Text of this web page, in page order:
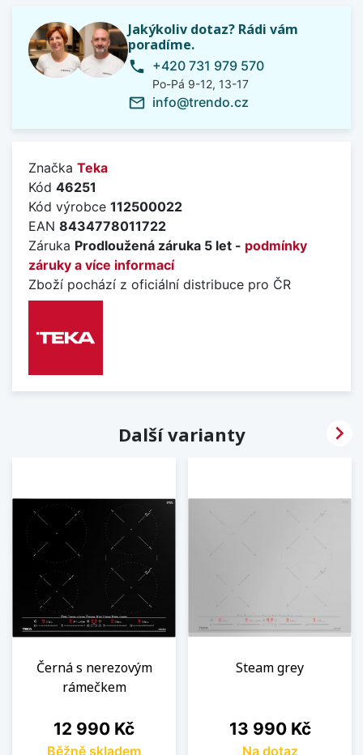
Jakýkoliv dotaz? Rádi vám
poradíme.
phone +420 731 979 570
Po-Pá 9-12, 13-17
mail_outline info@trendo.cz
Značka Teka
Kód 46251
Kód výrobce 112500022
EAN 8434778011722
Záruka Prodloužená záruka 5 let - podmínky
záruky a více informací
Zboží pochází z oficiální distribuce pro ČR
Další varianty
Černá s nerezovým
rámečkem
Cena
12 990 Kč
Běžně skladem
Steam grey
Cena
13 990 Kč
Na dotaz
